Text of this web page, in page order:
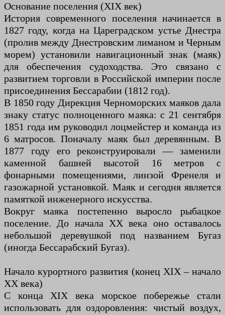
Основание поселения (XIX век)
История современного поселения начинается в
1827 году, когда на Цареградском устье Днестра
(пролив между Днестровским лиманом и Черным
морем) установили навигационный знак (маяк)
для обеспечения судоходства. Это связано с
развитием торговли в Российской империи после
присоединения Бессарабии (1812 год).
В 1850 году Дирекция Черноморских маяков дала
знаку статус полноценного маяка: с 21 сентября
1851 года им руководил лоцмейстер и команда из
6 матросов. Поначалу маяк был деревянным. В
1877 году его реконструировали — заменили
каменной башней высотой 16 метров с
фонарными помещениями, линзой Френеля и
газожарной установкой. Маяк и сегодня является
памяткой инженерного искусства.
Вокруг маяка постепенно выросло рыбацкое
поселение. До начала XX века оно оставалось
небольшой деревушкой под названием Бугаз
(иногда Бессарабский Бугаз).
Начало курортного развития (конец XIX – начало
XX века)
С конца XIX века морское побережье стали
использовать для оздоровления: чистый воздух,